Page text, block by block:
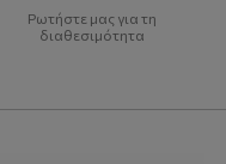
Ρωτήστε μας για τη
διαθεσιμότητα